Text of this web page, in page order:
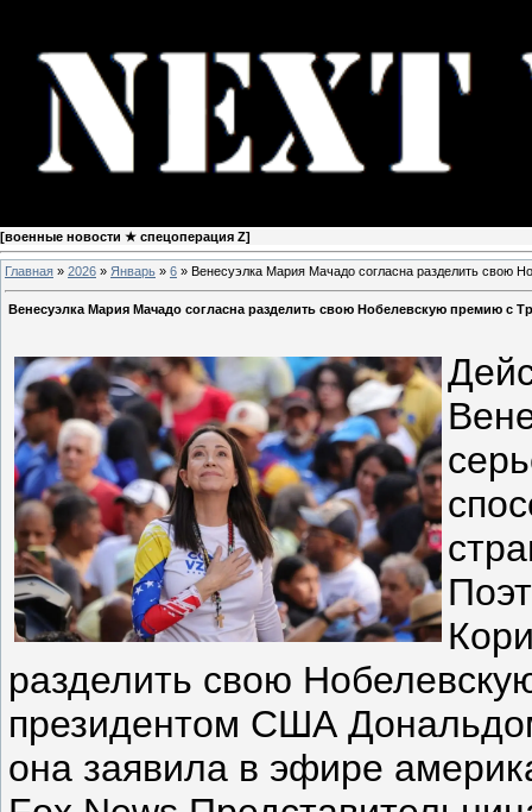
[военные новости ★ спецоперация Z]
Главная » 2026 » Январь » 6 » Венесуэлка Мария Мачадо согласна разделить свою
Венесуэлка Мария Мачадо согласна разделить свою Нобелевскую премию с
разделить свою
президентом США
она заявила в эфире